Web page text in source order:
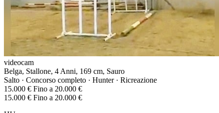
videocam
Belga, Stallone, 4 Anni, 169 cm, Sauro
Salto · Concorso completo · Hunter · Ricreazione
15.000 € Fino a 20.000 €
15.000 € Fino a 20.000 €